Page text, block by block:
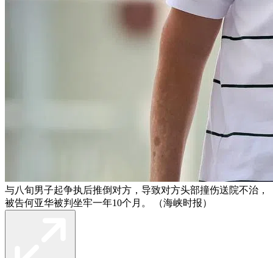
与八旬男子起争执后推倒对方，导致对方头部撞伤送院不治，
被告何亚华被判坐牢一年10个月。 （海峡时报）